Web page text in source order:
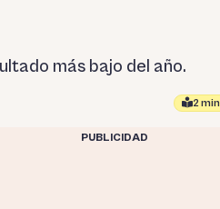
más bajo del año.
2
PUBLICIDAD